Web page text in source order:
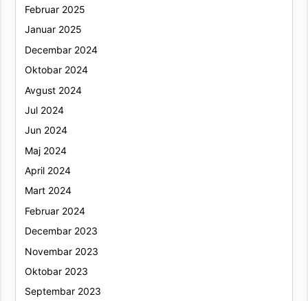
Februar 2025
Januar 2025
Decembar 2024
Oktobar 2024
Avgust 2024
Jul 2024
Jun 2024
Maj 2024
April 2024
Mart 2024
Februar 2024
Decembar 2023
Novembar 2023
Oktobar 2023
Septembar 2023